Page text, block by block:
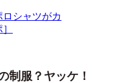
ロシャツがカ
制服？ヤッケ！